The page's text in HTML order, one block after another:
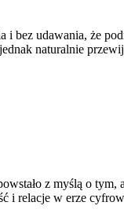
bez udawania, że
naturalnie
z myślą o tym,
i relacje w erze